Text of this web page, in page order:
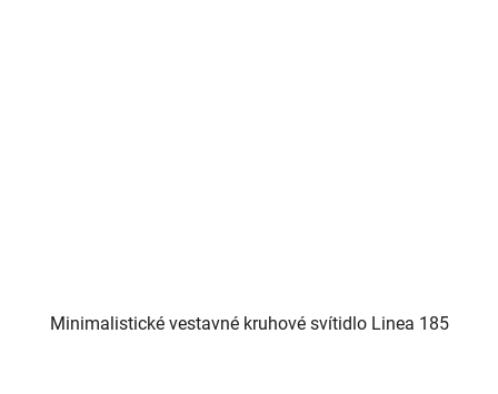
Minimalistické vestavné kruhové svítidlo Linea 185